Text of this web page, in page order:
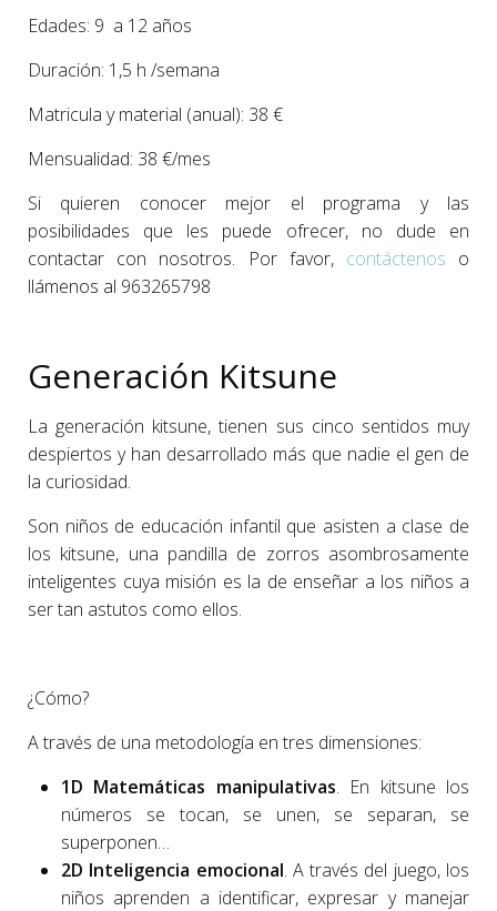
Edades: 9 a 12 años
Duración: 1,5 h /semana
Matricula y material (anual): 38 €
Mensualidad: 38 €/mes
Si quieren conocer mejor el programa y las
posibilidades que les puede ofrecer, no dude en
contactar con nosotros. Por favor, contáctenos o
llámenos al 963265798
Generación Kitsune
La generación kitsune, tienen sus cinco sentidos muy
despiertos y han desarrollado más que nadie el gen de
la curiosidad.
Son niños de educación infantil que asisten a clase de
los kitsune, una pandilla de zorros asombrosamente
inteligentes cuya misión es la de enseñar a los niños a
ser tan astutos como ellos.
¿Cómo?
A través de una metodología en tres dimensiones:
1D Matemáticas manipulativas. En kitsune los
números se tocan, se unen, se separan, se
superponen…
2D Inteligencia emocional. A través del juego, los
niños aprenden a identificar, expresar y manejar